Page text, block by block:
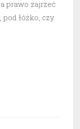
prawo zajrzeć
łóżko, czy